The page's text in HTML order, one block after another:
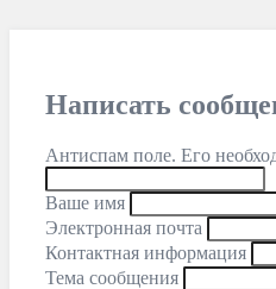
Написать
Антиспам поле. Его
Ваше имя
Электронная почта
Контактная информация
Тема сообщения